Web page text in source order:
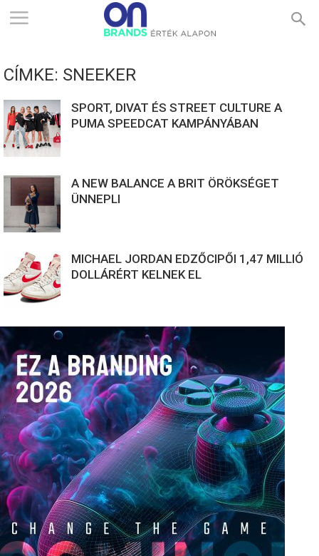
ONBRANDS
ÉRTÉK
ALAPON
CÍMKE: SNEEKER
SPORT, DIVAT ÉS STREET CULTURE A
PUMA SPEEDCAT KAMPÁNYÁBAN
A NEW BALANCE A BRIT ÖRÖKSÉGET
ÜNNEPLI
MICHAEL JORDAN EDZŐCIPŐI 1,47 MILLIÓ
DOLLÁRÉRT KELNEK EL